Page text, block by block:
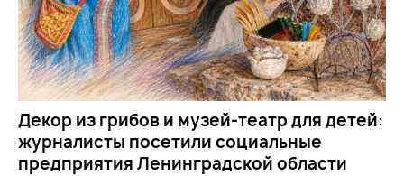
Декор из грибов и музей-театр для детей:
журналисты посетили социальные
предприятия Ленинградской области